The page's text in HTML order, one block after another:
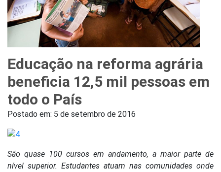
Educação na reforma agrária
beneficia 12,5 mil pessoas em
todo o País
Postado em: 5 de setembro de 2016
São quase 100 cursos em andamento, a maior parte de
nível superior. Estudantes atuam nas comunidades onde